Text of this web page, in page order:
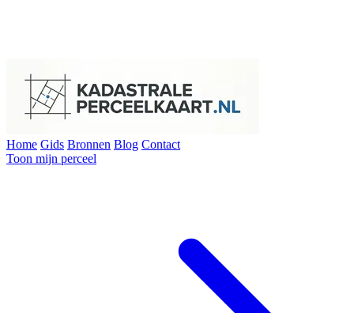
Home Gids Bronnen Blog Contact
Toon mijn perceel